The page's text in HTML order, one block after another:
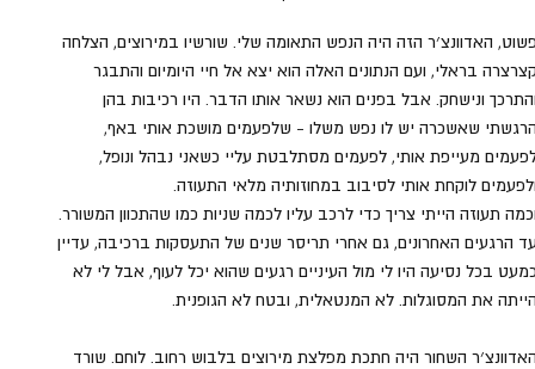
האדוונצ׳ר הזה היה הנפש התאומה שלי. שורשיו במירוצים, הצלחה
בראלי, ועם הנתונים האלה הוא יצא אל חיי היומיום והתבגר
ונישחק. אבל בפנים הוא נשאר אותו הדבר. היו רכיבות בהן
שאשכרה יש לו נפש משלו - שלפעמים מושכת אותי באף,
מעייפת אותי, לפעמים מסתלבטת עליי כשאני נבהל ונופל,
לוקחת אותי לסיבוב במחוזותיה מלאי התעוזה.
תעוזה הייתי צריך כדי לרכב עליו לכמה שניות כמו שהתכוון המשורר.
הרגעים האחרונים, גם אחרי תריסר שנים של התעסקות ברכיבה, עדיין
בכל נסיעה היו לי מול העיניים רגעים שהוא יכל לעוף, אבל לי לא
את המסוגלות. לא המנטאלית, ובטח לא הגופנית.
השחור היה חתכת מפלצת מירוצים בלבוש רחוב. לוחם. שורד